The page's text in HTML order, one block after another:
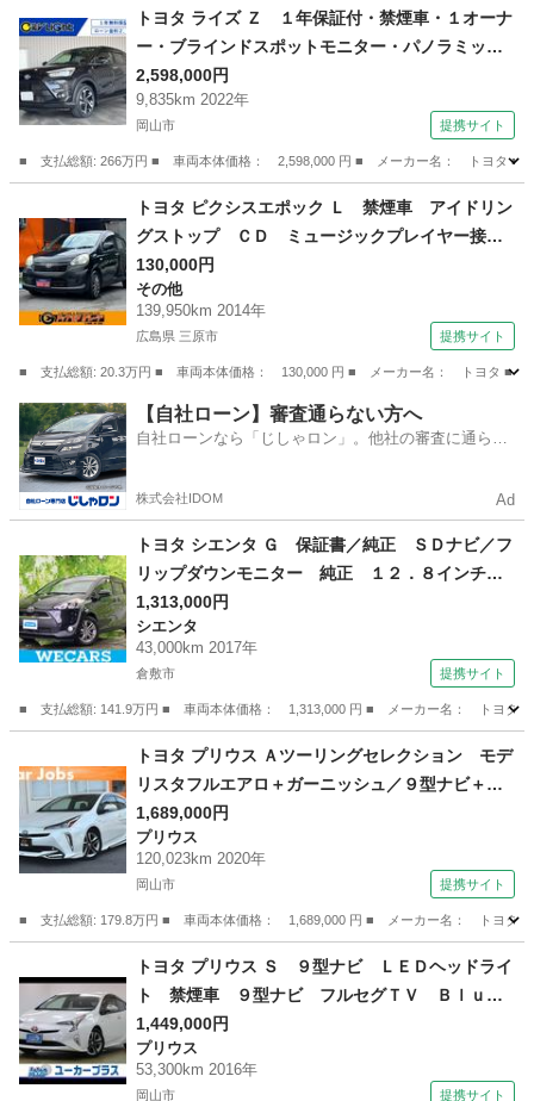
トヨタ
トヨタ ライズ Ｚ １年保証付・禁煙車・１オーナ
ー・ブラインドスポットモニター・パノラミック
ビューモニター・アクセサリーコンセント・新品
タイヤ・ナビ・ＴＶ・ＤＶＤ・Ｂｌｕｅｔｏｏｔ
ｈ・スマートアシスト・ドラレコ・ＥＴＣ （検9.
4）
2,598,000円
9,835km 2022年
岡山市 提携サイト
■ 支払総額: 266万円 ■ 車両本体価格： 2,598,000 円 ■ メーカー名： トヨタ ■
トヨタ
トヨタ ピクシスエポック Ｌ 禁煙車 アイドリン
グストップ ＣＤ ミュージックプレイヤー接続
可 キーレスエントリー ＡＷ１４インチ エア
コン パワーウィンドウ パワーステアリング
ＡＢＳ 横滑り防止装置 運転席・助手席エアバ
130,000円
その他
139,950km 2014年
広島県 三原市 提携サイト
■ 支払総額: 20.3万円 ■ 車両本体価格： 130,000 円 ■ メーカー名： トヨタ ■
広島 三原市 その他
【自社ローン】審査通らない方へ
自社ローンなら「じしゃロン」。他社の審査に通らな
株式会社IDOM Ad
トヨタ シエンタ Ｇ 保証書／純正 ＳＤナビ／フ
リップダウンモニター 純正 １２．８インチ／
両側電動スライドドア／ＵＳＢジャック／Ｂｌｕ
ｅｔｏｏｔｈ接続／ＥＴＣ／ＥＢＤ付ＡＢＳ／横
滑り防止装置／アイドリングストップ （検9.1）
1,313,000円
シエンタ
43,000km 2017年
倉敷市 提携サイト
■ 支払総額: 141.9万円 ■ 車両本体価格： 1,313,000 円 ■ メーカー名： トヨタ
シエンタ
トヨタ プリウス Ａツーリングセレクション モデ
リスタフルエアロ＋ガーニッシュ／９型ナビ＋連
動ＥＴＣ２．０／パノラミックビューモニター／
ＲＣＴＡ／ＢＳＭ／ＨＵＤ／シートヒーター／遮
音ガラス／スペアタイヤ／前後方ドラレコ／スマ
1,689,000円
プリウス
120,023km 2020年
岡山市 提携サイト
■ 支払総額: 179.8万円 ■ 車両本体価格： 1,689,000 円 ■ メーカー名： トヨタ ■
プリウス
トヨタ プリウス Ｓ ９型ナビ ＬＥＤヘッドライ
ト 禁煙車 ９型ナビ フルセグＴＶ Ｂｌｕｅ
ｔｏｏｔｈ ＤＶＤ再生 ＬＥＤヘッドライト
ツーリング用１７インチＡＷ スマートキー ド
ラレコ ＥＴＣ （検9.8）
1,449,000円
プリウス
53,300km 2016年
岡山市 提携サイト